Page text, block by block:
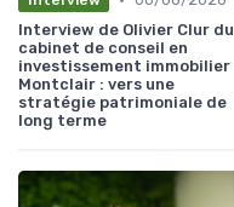
Interview de Olivier Clur du
cabinet de conseil en
investissement immobilier
Montclair : vers une
stratégie patrimoniale de
long terme